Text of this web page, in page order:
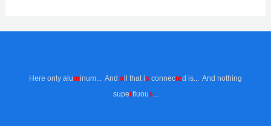
Here only aluminum... And a ll that is connected is... And nothing
superfluous...